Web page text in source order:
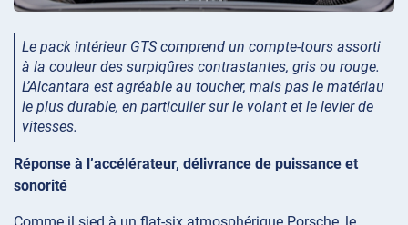
Le pack intérieur GTS comprend un compte-tours assorti
à la couleur des surpiqûres contrastantes, gris ou rouge.
L’Alcantara est agréable au toucher, mais pas le matériau
le plus durable, en particulier sur le volant et le levier de
vitesses.
Réponse à l’accélérateur, délivrance de puissance et
sonorité